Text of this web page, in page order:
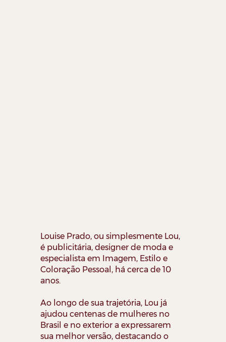
Louise Prado, ou simplesmente Lou,
é publicitária, designer de moda e
especialista em Imagem, Estilo e
Coloração Pessoal, há cerca de 10
anos.
Ao longo de sua trajetória, Lou já
ajudou centenas de mulheres no
Brasil e no exterior a expressarem
sua melhor versão, destacando o